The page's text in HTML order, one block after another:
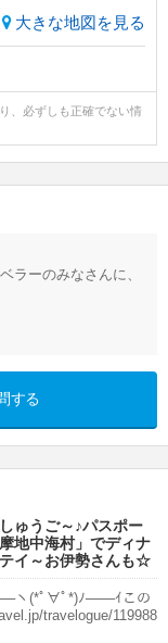
大きな地図を見る
、必ずしも正確でない情
ラーのみなさんに、
する
ゅうご～♪パスポー
地中海村」でディナ
イ～お伊勢さんも☆
ヽ(*ﾟ∀ﾟ*)ﾉ───ｲこの
travelogue/119988